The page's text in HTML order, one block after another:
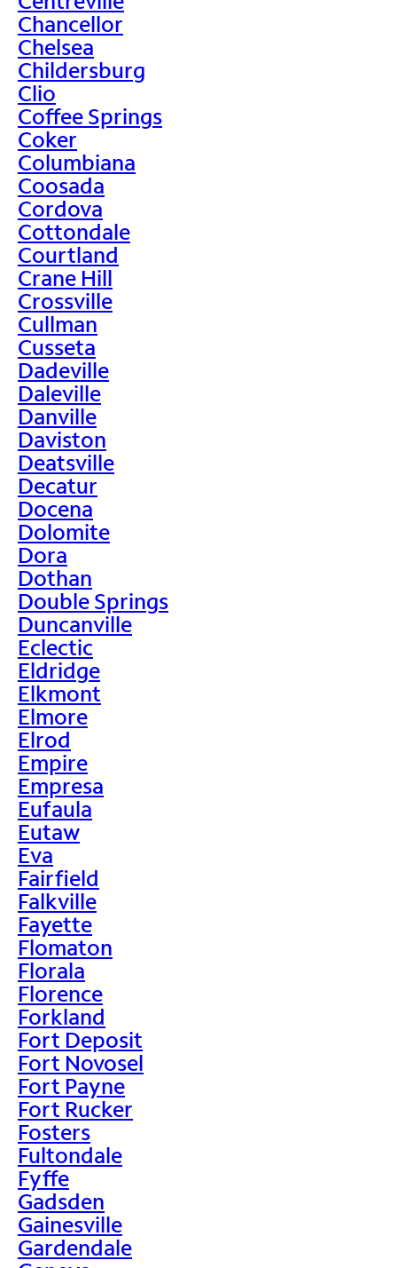
Chancellor
Chelsea
Childersburg
Clio
Coffee Springs
Coker
Columbiana
Coosada
Cordova
Cottondale
Courtland
Crane Hill
Crossville
Cullman
Cusseta
Dadeville
Daleville
Danville
Daviston
Deatsville
Decatur
Docena
Dolomite
Dora
Dothan
Double Springs
Duncanville
Eclectic
Eldridge
Elkmont
Elmore
Elrod
Empire
Empresa
Eufaula
Eutaw
Eva
Fairfield
Falkville
Fayette
Flomaton
Florala
Florence
Forkland
Fort Deposit
Fort Novosel
Fort Payne
Fort Rucker
Fosters
Fultondale
Fyffe
Gadsden
Gainesville
Gardendale